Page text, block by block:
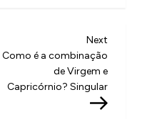
Next
Post
Next
Como é a combinação
de Virgem e
Capricórnio? Singular